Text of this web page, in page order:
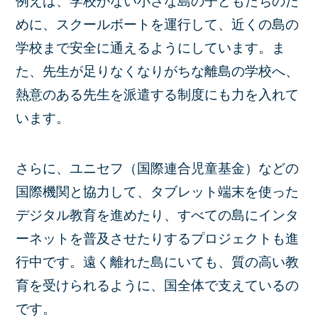
めに、
スクールボート を運行して、近くの島の
学校まで安全に通えるようにしています。ま
た、先生が足りなくなりがちな離島の学校へ、
熱意のある先生を派遣する制度にも力を入れて
います。
さらに、ユニセフ（国際連合児童基金）などの
国際機関と協力して、タブレット端末を使った
デジタル教育を進めたり、すべての島にインタ
ーネットを普及させたりするプロジェクトも進
行中です。遠く離れた島にいても、質の高い教
育を受けられるように、国全体で支えているの
です。